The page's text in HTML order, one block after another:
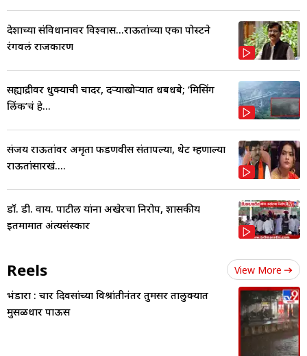
देशाच्या संविधानावर विश्वास...राऊतांच्या एका पोस्टने
रंगवलं राजकारण
सह्याद्रीवर धुक्याची चादर, दऱ्याखोऱ्यात धबधबे; ‘मिसिंग
लिंक’चं हे...
संजय राऊतांवर अमृता फडणवीस संतापल्या, थेट म्हणाल्या
राऊतांसारखं....
डॉ. डी. वाय. पाटील यांना अखेरचा निरोप, शासकीय
इतमामात अंत्यसंस्कार
Reels View More
भंडारा : चार दिवसांच्या विश्रांतीनंतर तुमसर तालुक्यात
मुसळधार पाऊस